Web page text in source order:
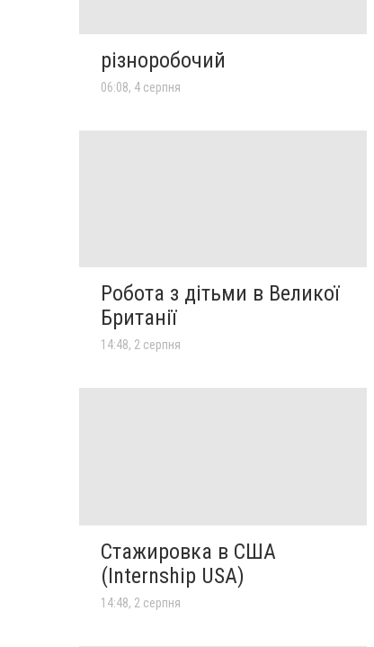
різноробочий
06:08, 4 серпня
Робота з дітьми в Великої
Британії
14:48, 2 серпня
Стажировка в США
(Internship USA)
14:48, 2 серпня